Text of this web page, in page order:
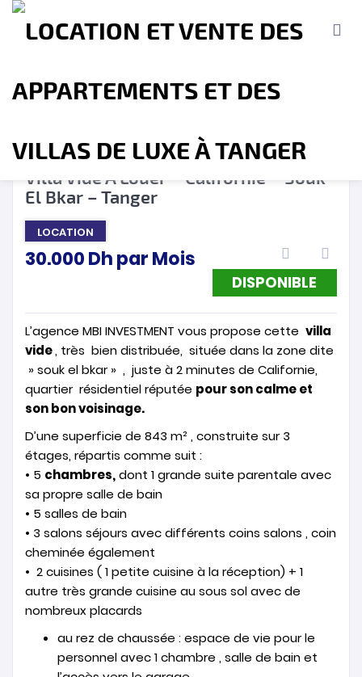
A propos
Terrains Location de Vacances Contact
❮ ❯
Villa Vide A Louer – Californie – Souk
El Bkar – Tanger
LOCATION
30.000Dhpar Mois
DISPONIBLE
L’agence MBI INVESTMENT vous propose cette villa
vide, très bien distribuée, située dans la zone dite
» souk el bkar » , juste à 2 minutes de Californie,
quartier résidentiel réputée pour son calme et
son bon voisinage.
D’une superficie de 843 m² , construite sur 3
étages, répartis comme suit :
• 5 chambres,dont 1 grande suite parentale avec
sa propre salle de bain
• 5 salles de bain
• 3 salons séjours avec différents coins salons , coin
cheminée également
• 2 cuisines ( 1 petite cuisine à la réception) + 1
autre très grande cuisine au sous sol avec de
nombreux placards
au rez de chaussée : espace de vie pour le
personnel avec 1 chambre , salle de bain et